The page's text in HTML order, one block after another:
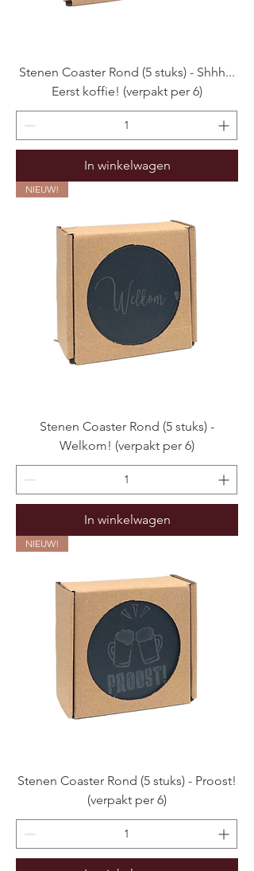
Stenen Coaster Rond (5 stuks) - Shhh...
Eerst koffie! (verpakt per 6)
In winkelwagen
NIEUW!
Stenen Coaster Rond (5 stuks) -
Welkom! (verpakt per 6)
In winkelwagen
NIEUW!
Stenen Coaster Rond (5 stuks) - Proost!
(verpakt per 6)